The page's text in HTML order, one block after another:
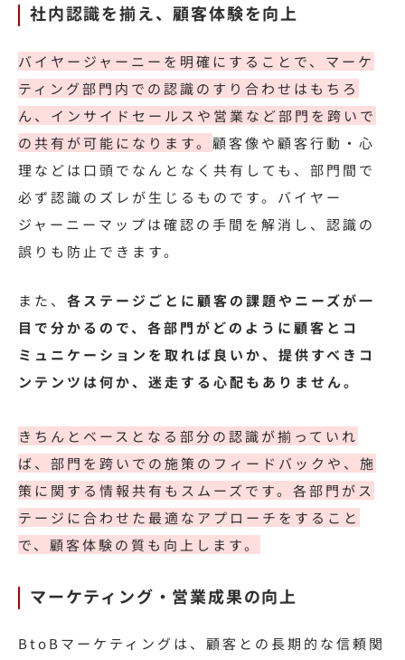
社内認識を揃え、顧客体験を向上
バイヤージャーニーを明確にすることで、マーケ
ティング部門内での認識のすり合わせはもちろ
ん、インサイドセールスや営業など部門を跨いで
の共有が可能になります。 顧客像や顧客行動・心
理などは口頭でなんとなく共有しても、部門間で
必ず認識のズレが生じるものです。バイヤー
ジャーニーマップは確認の手間を解消し、認識の
誤りも防止できます。
また、 各ステージごとに顧客の課題やニーズが一
目で分かるので、各部門がどのように顧客とコ
ミュニケーションを取れば良いか、提供すべきコ
ンテンツは何か、迷走する心配もありません。
きちんとベースとなる部分の認識が揃っていれ
ば、部門を跨いでの施策のフィードバックや、施
策に関する情報共有もスムーズです。各部門がス
テージに合わせた最適なアプローチをすること
で、顧客体験の質も向上します。
マーケティング・営業成果の向上
BtoBマーケティングは、顧客との長期的な信頼関